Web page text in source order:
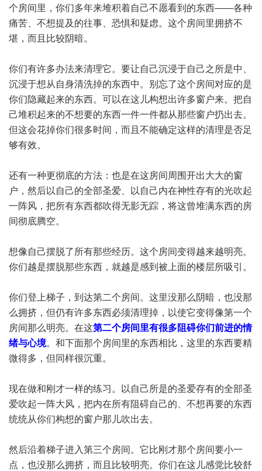
个房间里，你们多年来堆积着自己不愿看到的东西——各种
痛苦、不想提及的往事、恐惧和疑虑。这个房间里拥挤不
堪，而且比较阴暗。
你们有许多办法来清理它。要让自己沉浸于自己之所是中、
沉浸于想从自身清洗掉的东西中。别忘了这个房间对应的是
你们隐藏起来的东西。可以在这儿构想出许多窗户来。把自
己堆积起来的不想要的东西一件一件都从那些窗户扔出去。
但这会花掉你们很多时间，而且不能确定这样的清理是否足
够有效。
还有一种更彻底的方法：也是在这房间周围开出大大的窗
户，然后以自己的全部圣爱、以自己内在神性存有的光吹起
一阵风，把所有东西都吹得无影无踪，将这曾堆满东西的房
间彻底腾空。
想像自己摆脱了所有那些经历。这个房间变得越来越明亮。
你们越是摆脱那些东西，就越是感到被上面的楼层所吸引。
你们登上梯子，到达第二个房间。这里没那么阴暗，也没那
么拥挤，但仍有许多东西必须清理掉，以使它变得像第一个
房间那么明亮。在这第二个房间里有很多阻碍你们前进的情
绪与心境。和下面那个房间里的东西相比，这里的东西要精
微得多，但同样很沉重。
现在做和刚才一样的练习。以自己所是的圣爱存有的全部圣
爱吹起一阵大风，把内在所有阻碍自己的、不想再要的东西
统统从你们构想的窗户那儿吹出去。
然后沿着梯子进入第三个房间。它比刚才那个房间要小一
点，也没那么拥挤，而且比较明亮。你们在这儿感觉比较舒